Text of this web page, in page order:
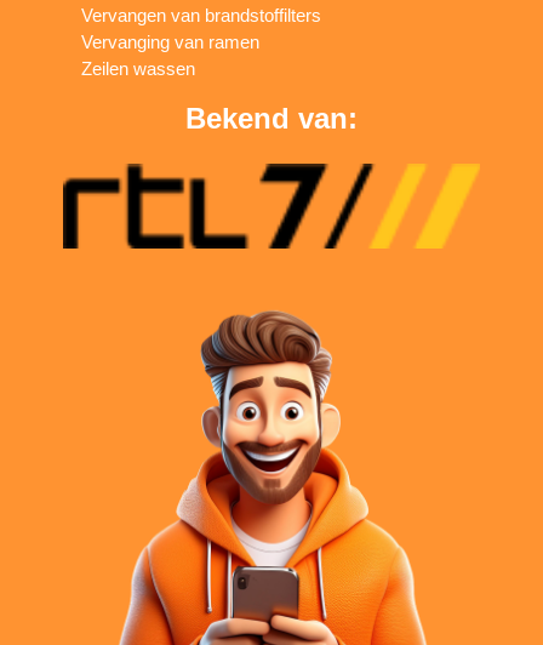
Vervangen van brandstoffilters
Vervanging van ramen
Zeilen wassen
Bekend van: